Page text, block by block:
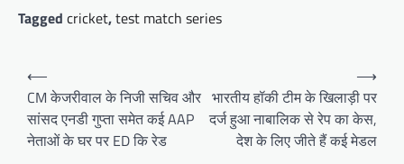
Tagged cricket,test match series
Post
navigation
⟵
CM केजरीवाल के निजी सचिव और
सांसद एनडी गुप्ता समेत कई AAP
नेताओं के घर पर ED कि रेड
भारतीय हॉकी टीम के खिलाड़ी पर
दर्ज हुआ नाबालिक से रेप का केस,
देश के लिए जीते हैं कई मेडल
⟶